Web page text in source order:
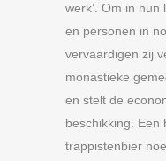
werk’. Om in
en personen in
vervaardigen zij
monastieke
en stelt de
beschikking. Een
trappistenbier